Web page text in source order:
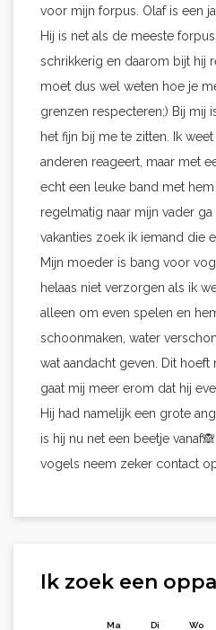
voor mijn forpus. Olaf is een
Hij is net als de meeste
schrikkerig en daarom bijt hij
moet dus wel weten hoe je
grenzen respecteren;) Bij mij
het fijn bij me te zitten. Ik
anderen reageert, maar met
echt een leuke band met
regelmatig naar mijn vader
vakanties zoek ik iemand die
Mijn moeder is bang voor
helaas niet verzorgen als ik
alleen om even spelen en
schoonmaken, water
wat aandacht geven. Dit hoeft
gaat mij meer erom dat hij
Hij had namelijk een grote
is hij nu net een beetje
vogels neem zeker contact
Ik zoek een
Ma Di Wo